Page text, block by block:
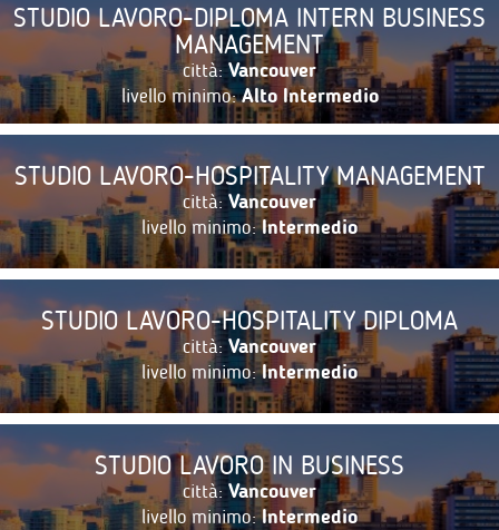
STUDIO LAVORO-DIPLOMA INTERN BUSINESS
MANAGEMENT
città: Vancouver
livello minimo:Alto Intermedio
STUDIO LAVORO-HOSPITALITY MANAGEMENT
città: Vancouver
livello minimo:Intermedio
STUDIO LAVORO-HOSPITALITY DIPLOMA
città: Vancouver
livello minimo:Intermedio
STUDIO LAVORO IN BUSINESS
città: Vancouver
livello minimo:Intermedio